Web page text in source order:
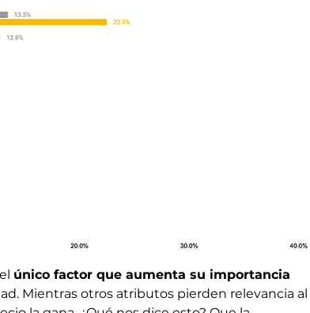
único factor que aumenta su importancia
Mientras otros atributos pierden relevancia al